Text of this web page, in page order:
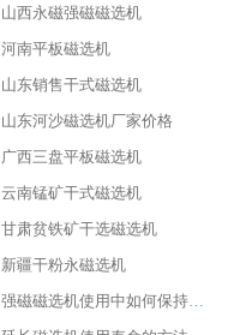
山西永磁强磁磁选机
河南平板磁选机
山东销售干式磁选机
山东河沙磁选机厂家价格
广西三盘平板磁选机
云南锰矿干式磁选机
甘肃贫铁矿干选磁选机
新疆干粉永磁选机
强磁磁选机使用中如何保持其顺畅运行